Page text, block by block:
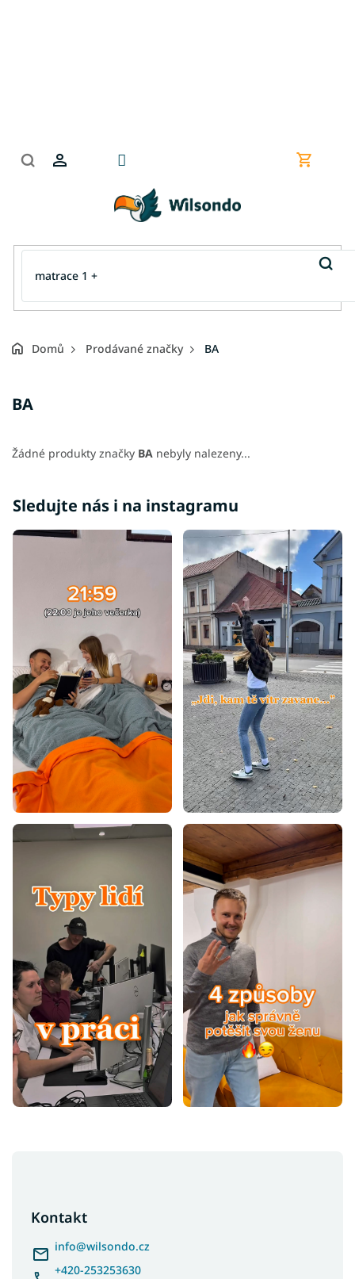
Nákupní
Domů Prodávané značky BA
BA
Žádné produkty značky BA nebyly nalezeny...
Sledujte nás i na instagramu
Kontakt
info@wilsondo.cz
+420-253253630